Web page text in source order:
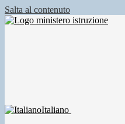
Salta al contenuto
Italiano